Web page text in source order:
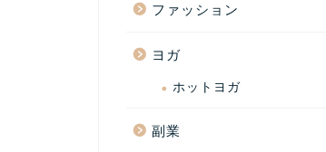
ファッション
ヨガ
ホットヨガ
副業